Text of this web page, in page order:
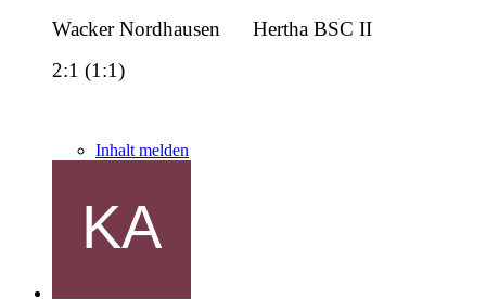
Wacker Nordhausen
Hertha BSC II
2:1 (1:1)
Inhalt melden